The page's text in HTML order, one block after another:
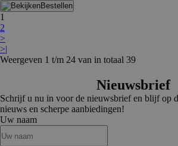
Bestellen
1
2
>
>|
Weergeven 1 t/m 24 van in totaal 39
Nieuwsbrief
Schrijf u nu in voor de nieuwsbrief en blijf op
nieuws en scherpe aanbiedingen!
Uw naam